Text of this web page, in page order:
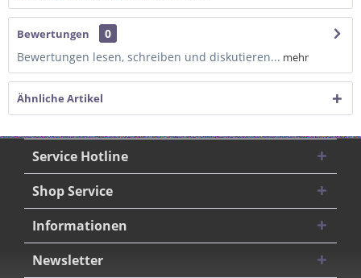
Bewertungen
0
Bewertungen lesen, schreiben und diskutieren... mehr
Ähnliche Artikel
Service Hotline
Shop Service
Informationen
Newsletter